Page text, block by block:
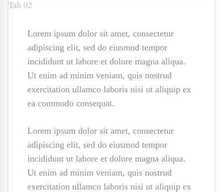
Tab 02
Lorem ipsum dolor sit amet, consectetur
adipiscing elit, sed do eiusmod tempor
incididunt ut labore et dolore magna aliqua.
Ut enim ad minim veniam, quis nostrud
exercitation ullamco laboris nisi ut aliquip ex
ea commodo consequat.
Lorem ipsum dolor sit amet, consectetur
adipiscing elit, sed do eiusmod tempor
incididunt ut labore et dolore magna aliqua.
Ut enim ad minim veniam, quis nostrud
exercitation ullamco laboris nisi ut aliquip ex